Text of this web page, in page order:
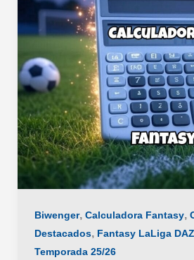
2025/26:
Consejos,
y
Estrategias
para
Dominar
tu
Liga
Biwenger, Calculadora Fantasy,
Destacados, Fantasy LaLiga
Temporada 25/26